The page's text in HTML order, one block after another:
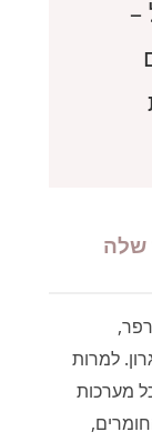
–
שלה
למרות
מערכות